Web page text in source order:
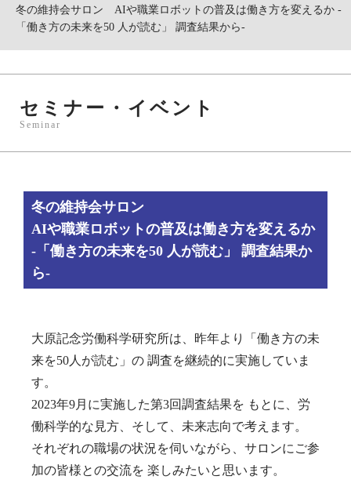
冬の維持会サロン AIや職業ロボットの普及は働き方を変えるか -
「働き方の未来を50 人が読む」 調査結果から-
セミナー・イベント
Seminar
冬の維持会サロン
AIや職業ロボットの普及は働き方を変えるか
-「働き方の未来を50 人が読む」 調査結果か
ら-
大原記念労働科学研究所は、昨年より「働き方の未
来を50人が読む」の 調査を継続的に実施していま
す。
2023年9月に実施した第3回調査結果を もとに、労
働科学的な見方、そして、未来志向で考えます。
それぞれの職場の状況を伺いながら、サロンにご参
加の皆様との交流を 楽しみたいと思います。